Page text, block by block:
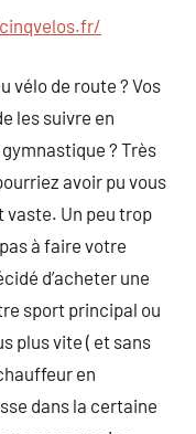
vélo de route ? Vos
les suivre en
? Très
avoir pu vous
vaste. Un peu trop
à faire votre
d’acheter une
sport principal ou
plus vite ( et sans
en
dans la certaine